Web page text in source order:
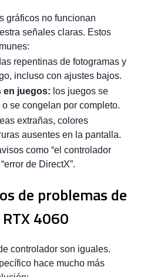
gráficos no funcionan
señales claras. Estos
repentinas de fotogramas y
incluso con ajustes bajos.
en juegos: los juegos se
se congelan por completo.
extrañas, colores
ausentes en la pantalla.
como “el controlador
de DirectX”.
de problemas de
4060
controlador son iguales.
hace mucho más